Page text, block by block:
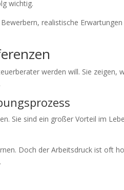
wichtig.
realistische
werden will. Sie zeigen,
Sie sind ein großer Vorteil im
Doch der Arbeitsdruck ist oft